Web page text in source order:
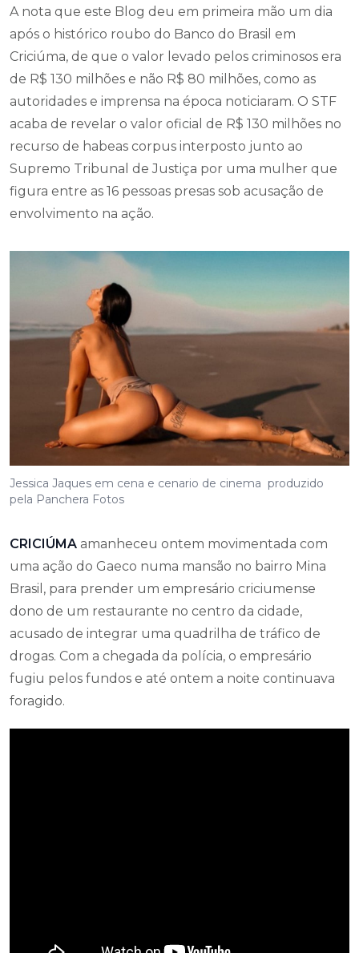
A nota que este Blog deu em primeira mão um dia
após o histórico roubo do Banco do Brasil em
Criciúma, de que o valor levado pelos criminosos era
de R$ 130 milhões e não R$ 80 milhões, como as
autoridades e imprensa na época noticiaram. O STF
acaba de revelar o valor oficial de R$ 130 milhões no
recurso de habeas corpus interposto junto ao
Supremo Tribunal de Justiça por uma mulher que
figura entre as 16 pessoas presas sob acusação de
envolvimento na ação.
Jessica Jaques em cena e cenario de cinema produzido
pela Panchera Fotos
CRICIÚMA amanheceu ontem movimentada com
uma ação do Gaeco numa mansão no bairro Mina
Brasil, para prender um empresário criciumense
dono de um restaurante no centro da cidade,
acusado de integrar uma quadrilha de tráfico de
drogas. Com a chegada da polícia, o empresário
fugiu pelos fundos e até ontem a noite continuava
foragido.